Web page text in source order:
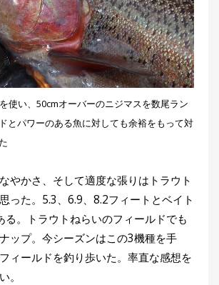
使い、50cmオーバーのニジマスを数尾ラン
とパワーのある魚に対しても余裕をもって対
やかさ、そして適度な張りはトラウト
った。5.3、6.9、8.2フィートとベイト
る。トラウトねらいのフィールドでも
ップ。今シーズンはこの3機種を手
ィールドを釣り歩いた。率直な感想を
。